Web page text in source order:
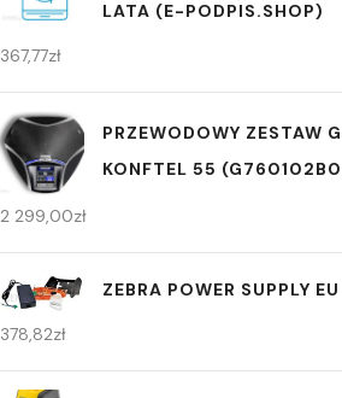
LATA (E-PODPIS.SHOP)
367,77zł
PRZEWODOWY ZESTAW
KONFTEL 55
2 299,00zł
ZEBRA POWER SUPPLY
378,82zł